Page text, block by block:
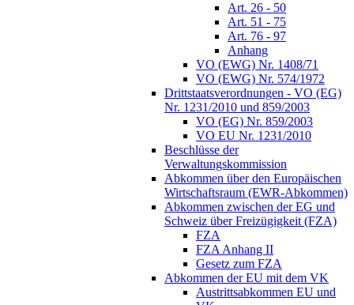
Art. 26 - 50
Art. 51 - 75
Art. 76 - 97
Anhang
VO (EWG) Nr. 1408/71
VO (EWG) Nr. 574/1972
Drittstaatsverordnungen - VO (EG)
Nr. 1231/2010 und 859/2003
VO (EG) Nr. 859/2003
VO EU Nr. 1231/2010
Beschlüsse der
Verwaltungskommission
Abkommen über den Europäischen
Wirtschaftsraum (EWR-Abkommen)
Abkommen zwischen der EG und
Schweiz über Freizügigkeit (FZA)
FZA
FZA Anhang II
Gesetz zum FZA
Abkommen der EU mit dem VK
Austrittsabkommen EU und